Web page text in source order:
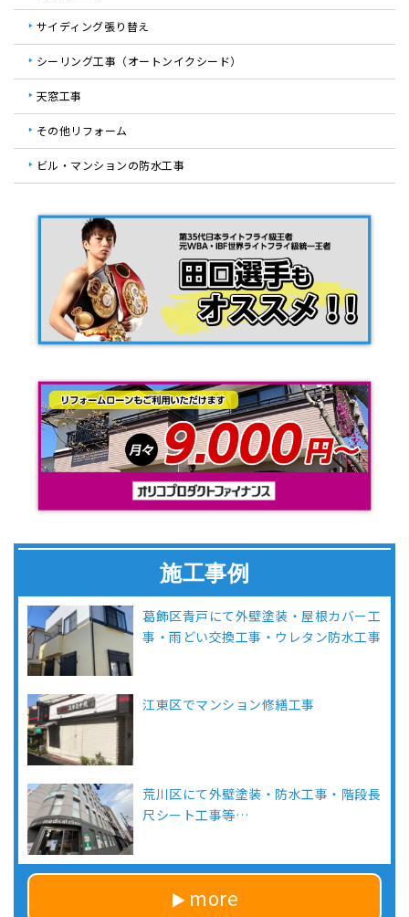
サイディング張り替え
シーリング工事（オートンイクシード）
天窓工事
その他リフォーム
ビル・マンションの防水工事
施工事例
葛飾区青戸にて外壁塗装・屋根カバー工
事・雨どい交換工事・ウレタン防水工事
江東区でマンション修繕工事
荒川区にて外壁塗装・防水工事・階段長
尺シート工事等…
more